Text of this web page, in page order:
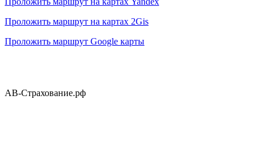
Проложить маршрут на картах 2Gis
Проложить маршрут Google карты
АВ-Страхование.рф